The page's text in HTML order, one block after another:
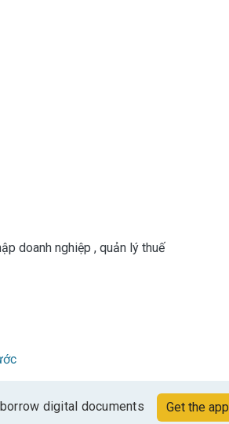
doanh nghiệp , quản lý thuế
digital documents Get the app